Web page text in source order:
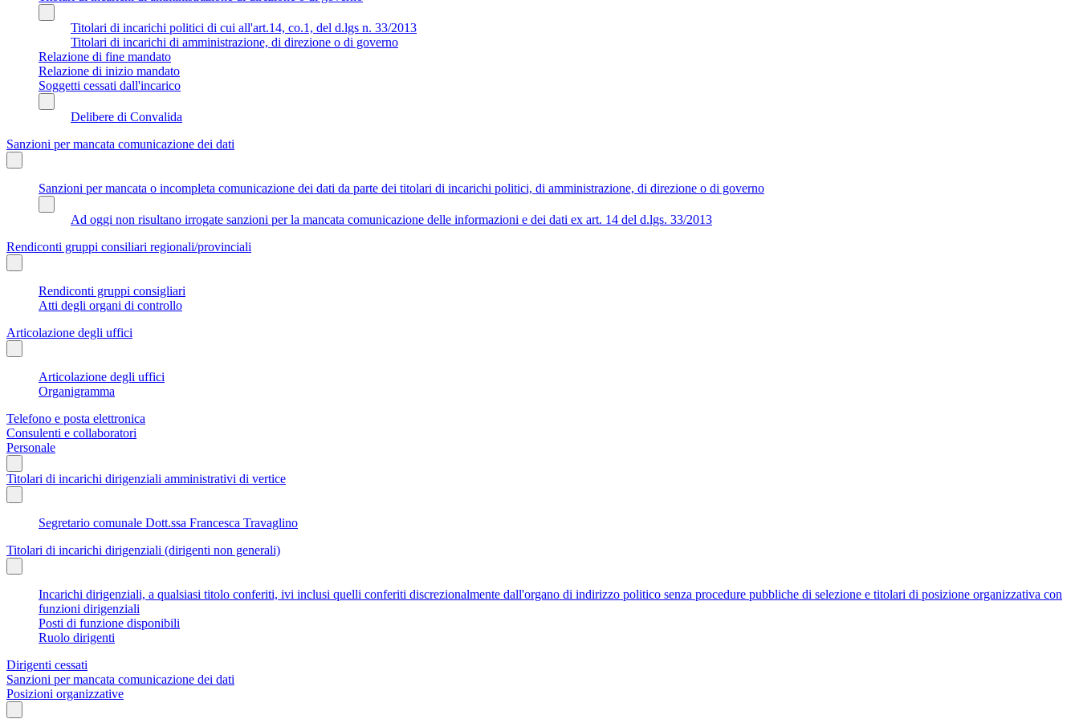
Titolari di incarichi politici di cui all'art.14, co.1, del d.lgs n. 33/2013
Titolari di incarichi di amministrazione, di direzione o di governo
Relazione di fine mandato
Relazione di inizio mandato
Soggetti cessati dall'incarico
Delibere di Convalida
Sanzioni per mancata comunicazione dei dati
Sanzioni per mancata o incompleta comunicazione dei dati da parte dei titolari di incarichi politici, di amministrazione, di direzione o di governo
Ad oggi non risultano irrogate sanzioni per la mancata comunicazione delle informazioni e dei dati ex art. 14 del d.lgs. 33/2013
Rendiconti gruppi consiliari regionali/provinciali
Rendiconti gruppi consigliari
Atti degli organi di controllo
Articolazione degli uffici
Articolazione degli uffici
Organigramma
Telefono e posta elettronica
Consulenti e collaboratori
Personale
Titolari di incarichi dirigenziali amministrativi di vertice
Segretario comunale Dott.ssa Francesca Travaglino
Titolari di incarichi dirigenziali (dirigenti non generali)
Incarichi dirigenziali, a qualsiasi titolo conferiti, ivi inclusi quelli conferiti discrezionalmente dall'organo di indirizzo politico senza procedure pubbliche di selezione e titolari di posizione organizzativa con
funzioni dirigenziali
Posti di funzione disponibili
Ruolo dirigenti
Dirigenti cessati
Sanzioni per mancata comunicazione dei dati
Posizioni organizzative